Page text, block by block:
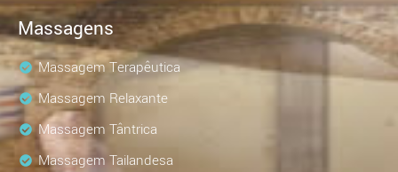
Massagens
Massagem Terapêutica
Massagem Relaxante
Massagem Tântrica
Massagem Tailandesa